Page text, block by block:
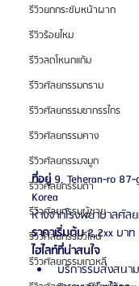
รีวิวยกกระชับหน้าผาก
รีวิวร้อยไหม
รีวิวลดโหนกแก้ม
รีวิวศัลยกรรมกราม
รีวิวศัลยกรรมขากรรไกร
รีวิวศัลยกรรมคาง
รีวิวศัลยกรรมจมูก
รีวิวศัลยกรรมตา
รีวิวศัลยกรรมผู้ชาย
รีวิวศัลยกรรมวีไลน์
รีวิวศัลยกรรมเกาหลี
ที่อยู่ 9, Teheran-ro 87-
Korea
ห่างจากโรงพยาบาลศัล
ราคาเริ่มต้น 2,2xx บาท
ไฮไลท์ที่น่าสนใจ
บริการรับส่งสนา